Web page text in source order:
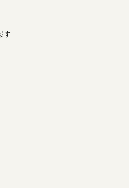
す